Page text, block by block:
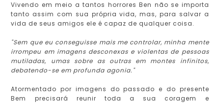
Vivendo em meio a tantos horrores Ben não se importa
tanto assim com sua própria vida, mas, para salvar a
vida de seus amigos ele é capaz de qualquer coisa.
"Sem que eu conseguisse mais me controlar, minha mente
irrompeu em imagens desconexas e violentas de pessoas
mutiladas, umas sobre as outras em montes infinitos,
debatendo-se em profunda agonia."
Atormentado por imagens do passado e do presente
Bem precisará reunir toda a sua coragem e